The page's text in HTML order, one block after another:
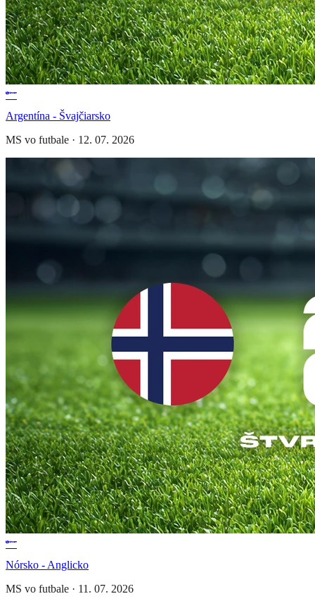
Argentína - Švajčiarsko
MS vo futbale · 12. 07. 2026
Nórsko - Anglicko
MS vo futbale · 11. 07. 2026